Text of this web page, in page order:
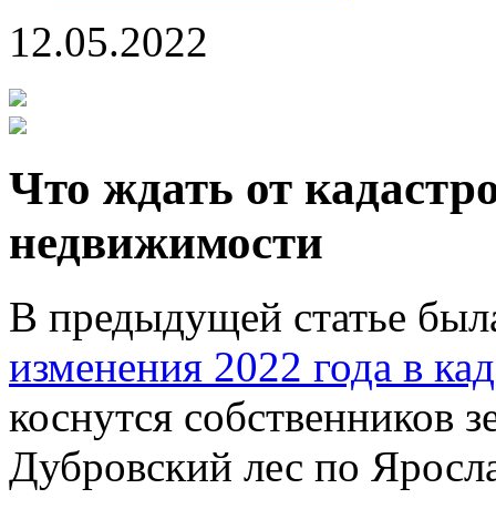
12.05.2022
Что ждать от
недвижимости
В предыдущей статье
изменения 2022 года в
коснутся собственников
Дубровский лес по